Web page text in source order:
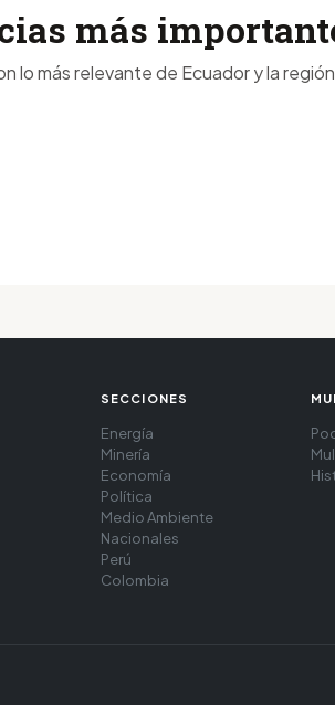
más
lo más relevante de Ecuador y la
SECCIONES
Energía
Minería
Economía
Política
Medio Ambiente
Nacionales
Perú
Colombia